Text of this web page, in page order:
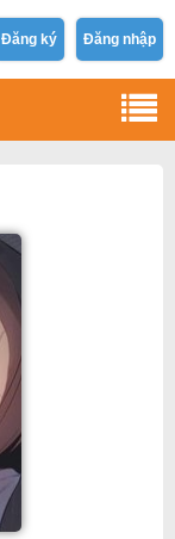
Đăng ký Đăng nhập